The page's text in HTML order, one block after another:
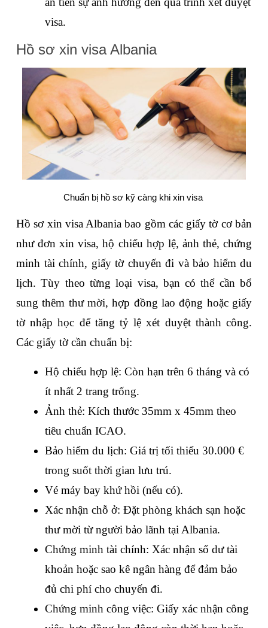
visa.
Hồ sơ xin visa Albania
Chuẩn bị hồ sơ kỹ càng khi xin visa
Hồ sơ xin visa Albania bao gồm các giấy tờ cơ bản
như đơn xin visa, hộ chiếu hợp lệ, ảnh thẻ, chứng
minh tài chính, giấy tờ chuyến đi và bảo hiểm du
lịch. Tùy theo từng loại visa, bạn có thể cần bổ
sung thêm thư mời, hợp đồng lao động hoặc giấy
tờ nhập học để tăng tỷ lệ xét duyệt thành công.
Các giấy tờ cần chuẩn bị:
Hộ chiếu hợp lệ: Còn hạn trên 6 tháng và có
ít nhất 2 trang trống.
Ảnh thẻ: Kích thước 35mm x 45mm theo
tiêu chuẩn ICAO.
Bảo hiểm du lịch: Giá trị tối thiểu 30.000 €
trong suốt thời gian lưu trú.
Vé máy bay khứ hồi (nếu có).
Xác nhận chỗ ở: Đặt phòng khách sạn hoặc
thư mời từ người bảo lãnh tại Albania.
Chứng minh tài chính: Xác nhận số dư tài
khoản hoặc sao kê ngân hàng để đảm bảo
đủ chi phí cho chuyến đi.
Chứng minh công việc: Giấy xác nhận công